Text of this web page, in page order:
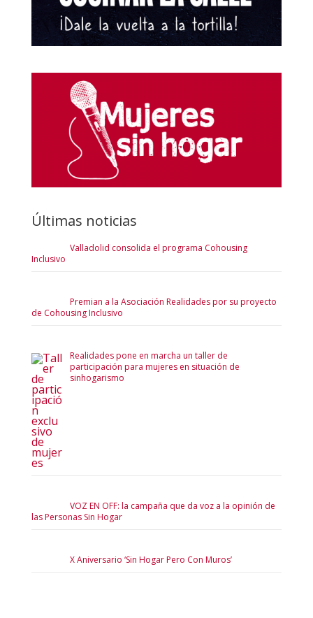
Últimas noticias
Valladolid consolida el programa Cohousing
Inclusivo
Premian a la Asociación Realidades por su proyecto
de Cohousing Inclusivo
Realidades pone en marcha un taller de
participación para mujeres en situación de
sinhogarismo
VOZ EN OFF: la campaña que da voz a la opinión de
las Personas Sin Hogar
X Aniversario ‘Sin Hogar Pero Con Muros’